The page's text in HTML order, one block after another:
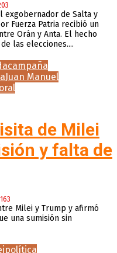
exgobernador de Salta y
Fuerza Patria recibió un
Orán y Anta. El hecho
las elecciones....
campaña
Juan Manuel
de Milei
y falta de
163
Milei y Trump y afirmó
una sumisión sin
política